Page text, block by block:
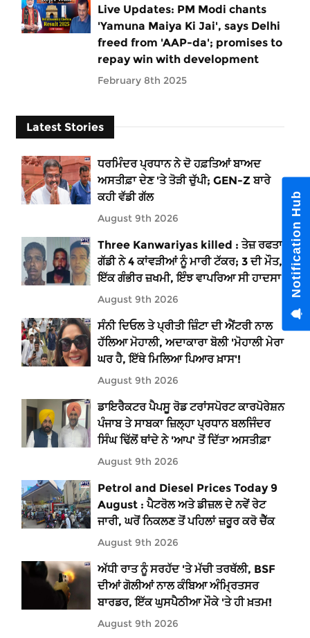
Live Updates: PM Modi chants
'Yamuna Maiya Ki Jai', says Delhi
freed from 'AAP-da'; promises to
repay win with development
February 8th 2025
Latest Stories
ਧਰਮਿੰਦਰ ਪ੍ਰਧਾਨ ਨੇ ਦੋ ਹਫ਼ਤਿਆਂ ਬਾਅਦ
ਅਸਤੀਫ਼ਾ ਦੇਣ 'ਤੇ ਤੋੜੀ ਚੁੱਪੀ; GEN-Z ਬਾਰੇ
ਕਹੀ ਵੱਡੀ ਗੱਲ
August 9th 2026
Three Kanwariyas killed : ਤੇਜ਼ ਰਫਤਾਰ
ਗੱਡੀ ਨੇ 4 ਕਾਂਵੜੀਆਂ ਨੂੰ ਮਾਰੀ ਟੱਕਰ; 3 ਦੀ ਮੌਤ,
ਇੱਕ ਗੰਭੀਰ ਜ਼ਖਮੀ, ਇੰਝ ਵਾਪਰਿਆ ਸੀ ਹਾਦਸਾ
August 9th 2026
ਸੰਨੀ ਦਿਓਲ ਤੇ ਪ੍ਰੀਤੀ ਜ਼ਿੰਟਾ ਦੀ ਐਂਟਰੀ ਨਾਲ
ਹੱਲਿਆ ਮੋਹਾਲੀ, ਅਦਾਕਾਰਾ ਬੋਲੀ 'ਮੋਹਾਲੀ ਮੇਰਾ
ਘਰ ਹੈ, ਇੱਥੇ ਮਿਲਿਆ ਪਿਆਰ ਖ਼ਾਸ'!
August 9th 2026
ਡਾਇਰੈਕਟਰ ਪੈਪਸੂ ਰੋਡ ਟਰਾਂਸਪੋਰਟ ਕਾਰਪੋਰੇਸ਼ਨ
ਪੰਜਾਬ ਤੇ ਸਾਬਕਾ ਜ਼ਿਲ੍ਹਾ ਪ੍ਰਧਾਨ ਬਲਜਿੰਦਰ
ਸਿੰਘ ਢਿੱਲੋਂ ਥਾਂਦੇ ਨੇ 'ਆਪ' ਤੋਂ ਦਿੱਤਾ ਅਸਤੀਫ਼ਾ
August 9th 2026
Petrol and Diesel Prices Today 9
August : ਪੈਟਰੋਲ ਅਤੇ ਡੀਜ਼ਲ ਦੇ ਨਵੇਂ ਰੇਟ
ਜਾਰੀ, ਘਰੋਂ ਨਿਕਲਣ ਤੋਂ ਪਹਿਲਾਂ ਜ਼ਰੂਰ ਕਰੋ ਚੈੱਕ
August 9th 2026
ਅੱਧੀ ਰਾਤ ਨੂੰ ਸਰਹੱਦ 'ਤੇ ਮੱਚੀ ਤਰਥੱਲੀ, BSF
ਦੀਆਂ ਗੋਲੀਆਂ ਨਾਲ ਕੰਬਿਆ ਅੰਮ੍ਰਿਤਸਰ
ਬਾਰਡਰ, ਇੱਕ ਘੁਸਪੈਠੀਆ ਮੌਕੇ 'ਤੇ ਹੀ ਖ਼ਤਮ!
August 9th 2026
Notification Hub